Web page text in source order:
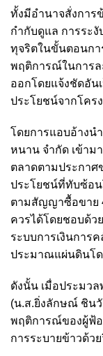
ทั้งมีอำนาจสั่งการ
กำกับดูแล การระ
ทุจริตในขั้นตอนกา
พฤติการณ์ในการล
ออกโดยแจ้งชัดอัน
ประโยชน์จากโคร
โดยการแอบอ้างนํ
หนาน จํากัด เข้า
ตลาดตามประกาศ
ประโยชน์ที่ทับซ้อน
ตามสัญญาซื้อขาย
ควรได้โดยชอบด้ว
ระบบการเงินการ
ประมาณแผ่นดินโด
ดังนั้น เมื่อประมว
(น.ส.ยิ่งลักษณ์ ชินวั
พฤติการณ์ของผู้ฟ้
การระบายข้าวด้ว